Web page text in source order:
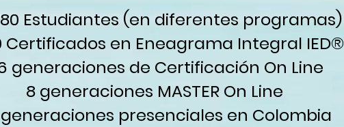
Estudiantes (en diferentes programas)
Certificados en Eneagrama Integral IED®
generaciones de Certificación On Line
8 generaciones MASTER On Line
presenciales en Colombia